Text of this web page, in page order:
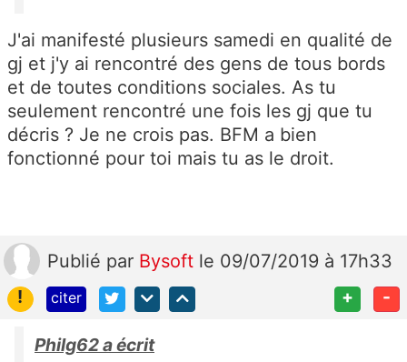
J'ai manifesté plusieurs samedi en qualité de
gj et j'y ai rencontré des gens de tous bords
et de toutes conditions sociales. As tu
seulement rencontré une fois les gj que tu
décris ? Je ne crois pas. BFM a bien
fonctionné pour toi mais tu as le droit.
Publié par Bysoft le 09/07/2019 à 17h33
!
citer + -
Philg62 a écrit